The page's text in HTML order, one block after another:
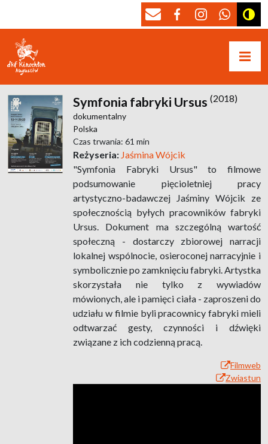
Symfonia fabryki Ursus (2018)
dokumentalny
Polska
Czas trwania: 61 min
Reżyseria: Jaśmina Wójcik
"Symfonia Fabryki Ursus" to filmowe
podsumowanie pięcioletniej pracy
artystyczno-badawczej Jaśminy Wójcik ze
społecznością byłych pracowników fabryki
Ursus. Dokument ma szczególną wartość
społeczną - dostarczy zbiorowej narracji
lokalnej wspólnocie, osieroconej narracyjnie i
symbolicznie po zamknięciu fabryki. Artystka
skorzystała nie tylko z wywiadów
mówionych, ale i pamięci ciała - zaproszeni do
udziału w filmie byli pracownicy fabryki mieli
odtwarzać gesty, czynności i dźwięki
związane z ich codzienną pracą.
Filmweb
Zwiastun